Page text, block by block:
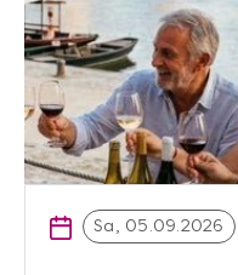
Sa, 05.09.2026